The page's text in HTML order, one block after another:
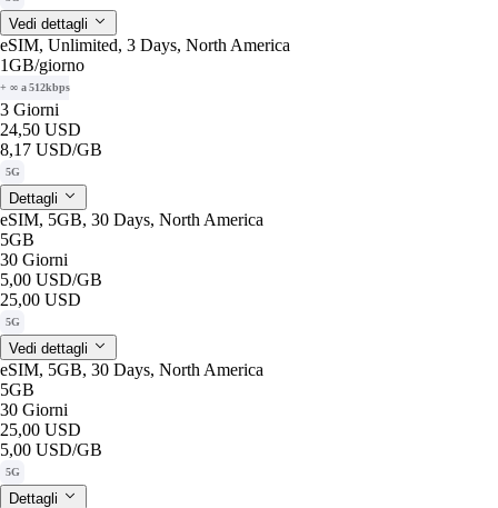
Vedi dettagli
eSIM, Unlimited, 3 Days, North America
1GB/giorno
+ ∞ a 512kbps
3 Giorni
24,50 USD
8,17 USD/GB
5G
Dettagli
eSIM, 5GB, 30 Days, North America
5GB
30 Giorni
5,00 USD/GB
25,00 USD
5G
Vedi dettagli
eSIM, 5GB, 30 Days, North America
5GB
30 Giorni
25,00 USD
5,00 USD/GB
5G
Dettagli